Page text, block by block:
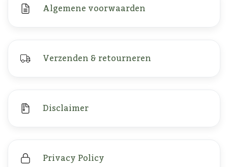
Algemene voorwaarden
Verzenden & retourneren
Disclaimer
Privacy Policy